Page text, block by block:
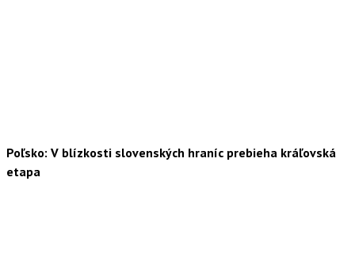
Poľsko: V blízkosti slovenských hraníc prebieha kráľovská
etapa